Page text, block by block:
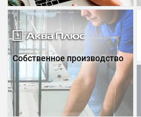
Собственное производство